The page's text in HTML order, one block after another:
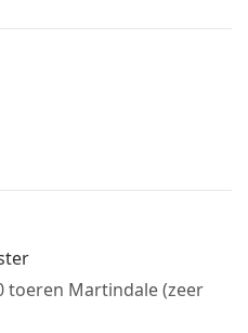
toeren Martindale (zeer